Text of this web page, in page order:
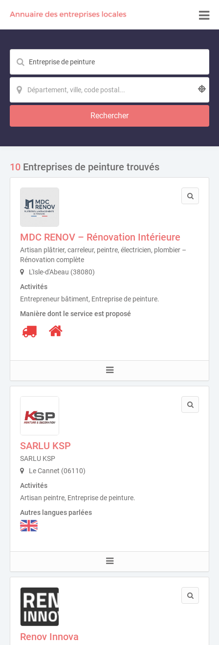
Rechercher
10 Entreprises de peinture trouvés
MDC RENOV – Rénovation Intérieure
Artisan plâtrier, carreleur, peintre, électricien, plombier –
Rénovation complète
L'Isle-d'Abeau (38080)
Activités
Entrepreneur bâtiment, Entreprise de peinture.
Manière dont le service est proposé
SARLU KSP
SARLU KSP
Le Cannet (06110)
Activités
Artisan peintre, Entreprise de peinture.
Autres langues parlées
Renov Innova